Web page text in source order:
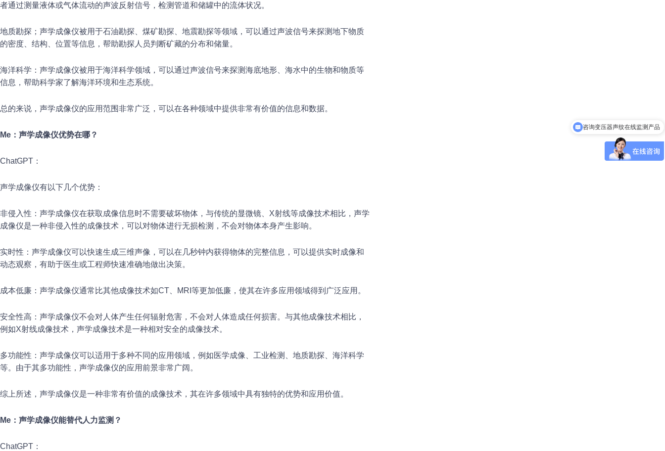
者通过测量液体或气体流动的声波反射信号，检测管道和储罐中的流体状况。
地质勘探；声学成像仪被用于石油勘探、煤矿勘探、地震勘探等领域，可以通过声波信号来探测地下物质
的密度、结构、位置等信息，帮助勘探人员判断矿藏的分布和储量。
海洋科学：声学成像仪被用于海洋科学领域，可以通过声波信号来探测海底地形、海水中的生物和物质等
信息，帮助科学家了解海洋环境和生态系统。
总的来说，声学成像仪的应用范围非常广泛，可以在各种领域中提供非常有价值的信息和数据。
Me：声学成像仪优势在哪 ？
ChatGPT：
声学成像仪有以下几个优势：
非侵入性：声学成像仪在获取成像信息时不需要破坏物体，与传统的显微镜、X射线等成像技术相比，声学
成像仪是一种非侵入性的成像技术，可以对物体进行无损检测，不会对物体本身产生影响。
实时性：声学成像仪可以快速生成三维声像，可以在几秒钟内获得物体的完整信息，可以提供实时成像和
动态观察，有助于医生或工程师快速准确地做出决策。
成本低廉：声学成像仪通常比其他成像技术如CT、MRI等更加低廉，使其在许多应用领域得到广泛应用。
安全性高：声学成像仪不会对人体产生任何辐射危害，不会对人体造成任何损害。与其他成像技术相比，
例如X射线成像技术，声学成像技术是一种相对安全的成像技术。
多功能性：声学成像仪可以适用于多种不同的应用领域，例如医学成像、工业检测、地质勘探、海洋科学
等。由于其多功能性，声学成像仪的应用前景非常广阔。
综上所述，声学成像仪是一种非常有价值的成像技术，其在许多领域中具有独特的优势和应用价值。
Me： 声学成像仪能替代人力监测 ？
ChatGPT：
可以介绍下你们的产品么